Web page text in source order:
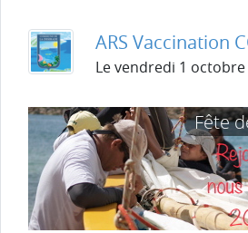
ARS Vaccination
Le vendredi 1 octobre